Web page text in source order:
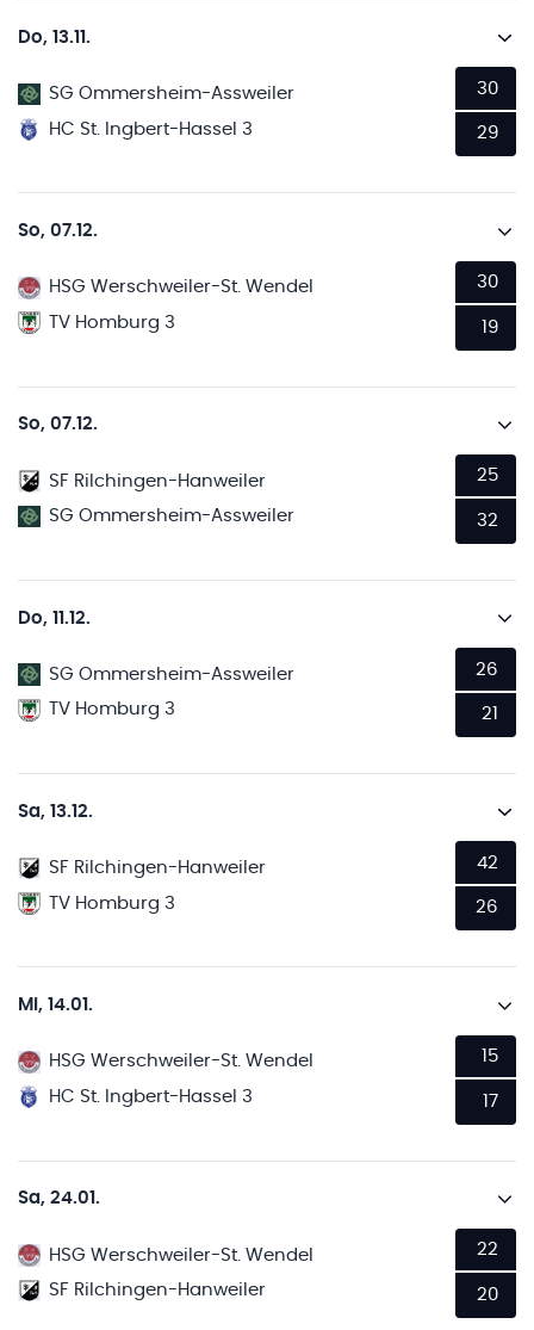
Do, 13.11.
SG Ommersheim-Assweiler
HC St. Ingbert-Hassel 3
30
29
So, 07.12.
HSG Werschweiler-St. Wendel
TV Homburg 3
30
19
So, 07.12.
SF Rilchingen-Hanweiler
SG Ommersheim-Assweiler
25
32
Do, 11.12.
SG Ommersheim-Assweiler
TV Homburg 3
26
21
Sa, 13.12.
SF Rilchingen-Hanweiler
TV Homburg 3
42
26
Mi, 14.01.
HSG Werschweiler-St. Wendel
HC St. Ingbert-Hassel 3
15
17
Sa, 24.01.
HSG Werschweiler-St. Wendel
SF Rilchingen-Hanweiler
22
20